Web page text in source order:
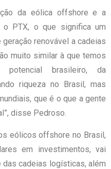
da eólica offshore e a
PTX, o que significa um
renovável a cadeias
muito similar à que temos
brasileiro, da
riqueza no Brasil, mas
que é o que a gente
disse Pedroso.
eólicos offshore no Brasil,
em investimentos, vai
cadeias logísticas, além